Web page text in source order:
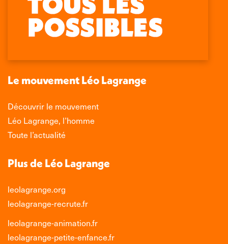
Facebook
s'ouvre
une
fenêtre
page
X
s'ouvre
une
fenêtre
page
LinkedIn
s'ouvre
une
fenêtre
page
Instagram
s'ouvre
une
nouvelle
fenêtre
Le mouvement Léo Lagrange
Découvrir le mouvement
Léo Lagrange, l’homme
Toute l’actualité
Plus de Léo Lagrange
leolagrange.org
leolagrange-recrute.fr
leolagrange-animation.fr
leolagrange-petite-enfance.fr